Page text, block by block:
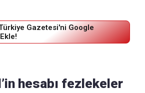
Gazetesi'ni Google
hesabı fezlekeler